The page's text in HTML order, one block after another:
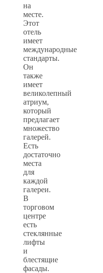
на
месте.
Этот
отель
имеет
международные
стандарты.
Он
также
имеет
великолепный
атриум,
который
предлагает
множество
галерей.
Есть
достаточно
места
для
каждой
галереи.
В
торговом
центре
есть
стеклянные
лифты
и
блестящие
фасады.